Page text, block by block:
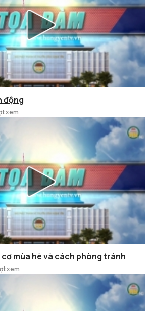
động
xem
mùa hè và cách phòng tránh
xem